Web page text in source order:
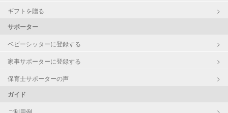
ギフトを贈る
サポーター
ベビーシッターに登録する
家事サポーターに登録する
保育士サポーターの声
ガイド
ご利用例